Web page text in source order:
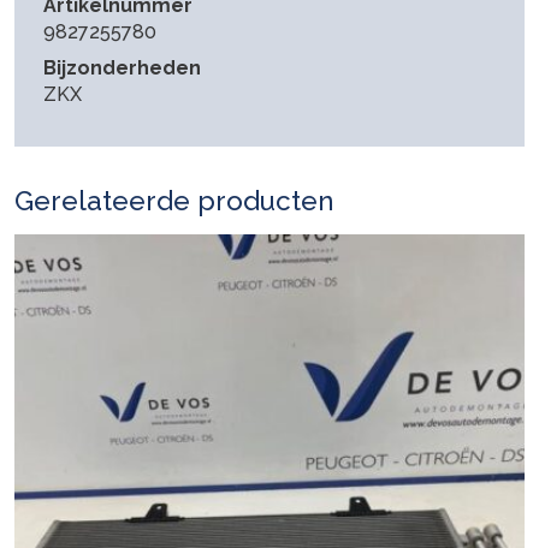
Artikelnummer
9827255780
Bijzonderheden
ZKX
Gerelateerde producten